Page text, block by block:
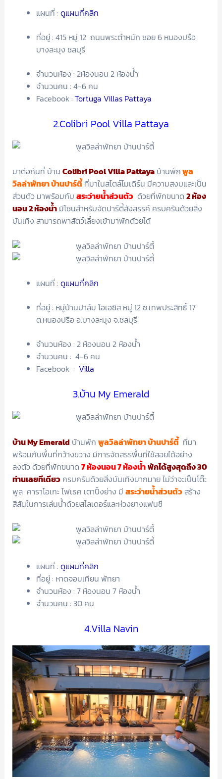
แผนที่ : ดูแผนที่คลิก
ที่อยู่ : 415 หมู่ 12 ถนนพระตำหนัก ซอย 6 หนองปรือ
บางละมุง ชลบุรี
จำนวนห้อง : 2ห้องนอน 2 ห้องน้ำ
จำนวนคน : 4-6 คน
Facebook : Tortuga Villas Pattaya
2.Colibri Pool Villa Pattaya
มาต่อกันที่ บ้าน Colibri Pool Villa Pattayaบ้านพักพูล
วิลล่าพัทยา บ้านปาร์ตี้ที่มาในสไตล์โมเดิร์น มีความสงบและเป็น
ส่วนตัว มาพร้อมกับ สระว่ายน้ำส่วนตัวด้วยที่พักขนาด 2 ห้อง
นอน 2 ห้องน้ำมีโซนสำหรับจัดปาร์ตี้สังสรรค์ ครบครันด้วยสิ่ง
บันเทิง สามารถพาสัตว์เลี้ยงเข้ามาพักด้วยได้
แผนที่ : ดูแผนที่คลิก
ที่อยู่ : หมู่บ้านปาล์ม โอเอซิส หมู่ 12 ซ.เทพประสิทธิ์ 17
ต.หนองปรือ อ.บางละมุง จ.ชลบุรี
จำนวนห้อง : 2 ห้องนอน 2 ห้องน้ำ
จำนวนคน : 4-6 คน
Facebook : Villa
3.บ้าน My Emerald
บ้าน My Emerald บ้านพัก พูลวิลล่าพัทยา บ้านปาร์ตี้ที่มา
พร้อมกับพื้นที่กว้างขวาง มีการจัดสรรพื้นที่ใช้สอยได้อย่าง
ลงตัว ด้วยที่พักขนาด 7 ห้องนอน 7 ห้องน้ำพักได้สูงสุดถึง 30
ท่านเลยทีเดียวครบครันด้วยสิ่งบันเทิงมากมาย ไม่ว่าจะเป็นโต๊ะ
พูล คาราโอเกะ ไฟเธค เตาปิ้งย่าง มี สระว่ายน้ำส่วนตัวสร้าง
สีสันในการเล่นน้ำด้วยสไลเดอร์และห่วงยางแฟนซี
แผนที่ : ดูแผนที่คลิก
ที่อยู่ : หาดจอมเทียน พัทยา
จำนวนห้อง : 7 ห้องนอน 7 ห้องน้ำ
จำนวนคน : 30 คน
4.Villa Navin